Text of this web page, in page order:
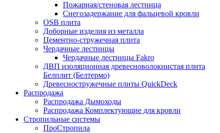
Пожарная/стеновая лестница
Снегозадержание для фальцевой кровли
OSB плита
Доборные изделия из металла
Цементно-стружечная плита
Чердачные лестницы
Чердачные лестницы Fakro
ДВП изоляционная древесноволокнистая плита
Белплит (Белтермо)
Древесностружечные плиты QuickDeck
Распродажа
Распродажа Дымоходы
Распродажа Комплектующие для кровли
Стропильные системы
ПроСтропила